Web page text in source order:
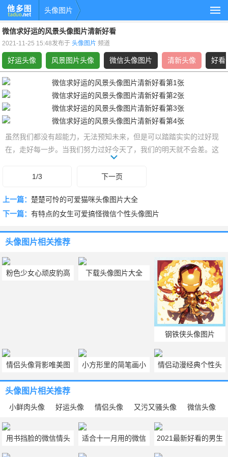
头像图片
微信求好运的风景头像图片清新好看
2021-11-25 15:48发布于头像图片 频道
好运头像 风景图片头像 微信头像图片 清新头像 好看
虽然我们都没有超能力，无法预知未来，但是可以踏踏实实的过好现
在，走好每一步。当我们努力过好今天了，我们的明天就不会差。这
是一组微信求好运的风景头像图片清新好看。欢迎分享给你的朋友。
了解更多好运头像,风景图片头像,微信头像图片,清新头像,好看头像,风
1/3 下一页
上一篇： 楚楚可怜的可爱猫咪头像图片大全
下一篇： 有特点的女生可爱搞怪微信个性头像图片
头像图片相关推荐
粉色少女心顽皮豹高
下载头像图片大全
钢铁侠头像图片
情侣头像背影唯美图
片 情侣头像背影唯美
一对真人版
小方形里的简笔画小
人情头_鱼缸里的小人
片
情侣动漫经典个性头
像大全
头像图片相关推荐
小鲜肉头像 好运头像 情侣头像 又污又骚头像 微信头像
用书挡脸的微信情头
丨来日方长 我们带着
适合十一月用的微信
头像图片简单干净好
2021最新好看的男生